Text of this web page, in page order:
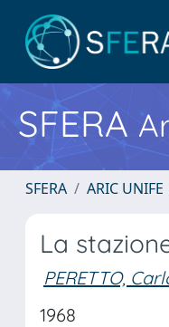
SFERA
SFERA ARIC UNIFE
La
PERETTO,
1968